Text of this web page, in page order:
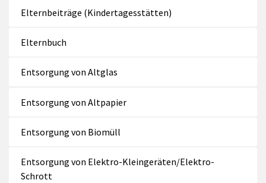
Elternbeiträge (Kindertagesstätten)
Elternbuch
Entsorgung von Altglas
Entsorgung von Altpapier
Entsorgung von Biomüll
Entsorgung von Elektro-Kleingeräten/Elektro-
Schrott